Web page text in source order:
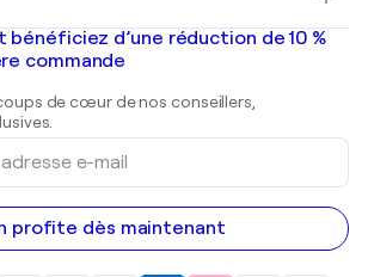
bénéficiez d’une réduction de 10 %
commande
de cœur de nos conseillers,
profite dès maintenant